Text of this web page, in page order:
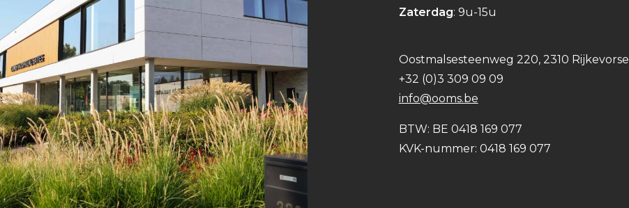
Zaterdag: 9u-15u
Oostmalsesteenweg 220, 2310 Rijkevorsel
+32 (0)3 309 09 09
info@ooms.be
BTW: BE 0418 169 077
KVK-nummer: 0418 169 077